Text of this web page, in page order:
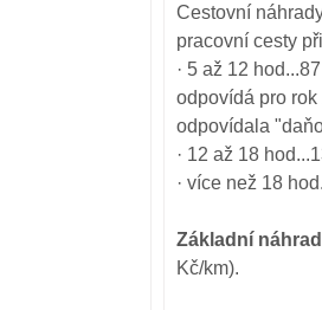
Cestovní
pracovní cesty
· 5 až 12
odpovídá pro
odpovídala
· 12 až 18
· více než 18
Základní
Kč/km).